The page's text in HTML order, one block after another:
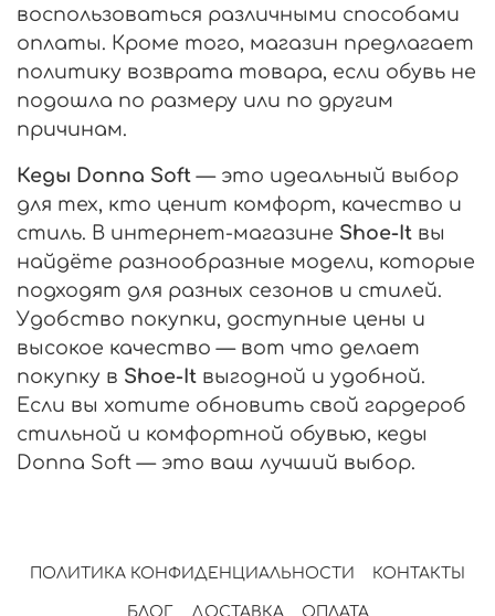
воспользоваться различными способами
оплаты. Кроме того, магазин предлагает
политику возврата товара, если обувь не
подошла по размеру или по другим
причинам.
Кеды Donna Soft — это идеальный выбор
для тех, кто ценит комфорт, качество и
стиль. В интернет-магазине Shoe-It вы
найдёте разнообразные модели, которые
подходят для разных сезонов и стилей.
Удобство покупки, доступные цены и
высокое качество — вот что делает
покупку в Shoe-It выгодной и удобной.
Если вы хотите обновить свой гардероб
стильной и комфортной обувью, кеды
Donna Soft — это ваш лучший выбор.
ПОЛИТИКА КОНФИДЕНЦИАЛЬНОСТИ КОНТАКТЫ
БЛОГ ДОСТАВКА ОПЛАТА